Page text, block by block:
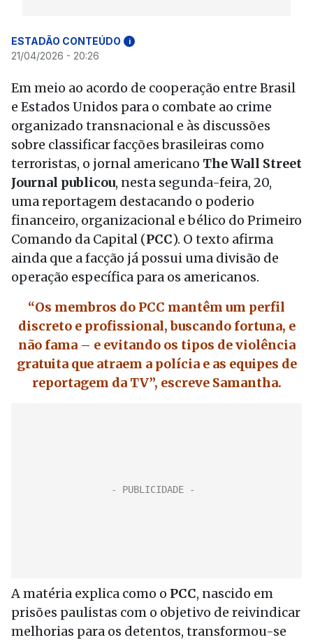
ESTADÃO CONTEÚDO i
21/04/2026 - 20:26
Em meio ao acordo de cooperação entre Brasil
e Estados Unidos para o combate ao crime
organizado transnacional e às discussões
sobre classificar facções brasileiras como
terroristas, o jornal americano The Wall Street
Journal publicou, nesta segunda-feira, 20,
uma reportagem destacando o poderio
financeiro, organizacional e bélico do Primeiro
Comando da Capital (PCC). O texto afirma
ainda que a facção já possui uma divisão de
operação específica para os americanos.
“Os membros do PCC mantêm um perfil
discreto e profissional, buscando fortuna, e
não fama – e evitando os tipos de violência
gratuita que atraem a polícia e as equipes de
reportagem da TV”, escreve Samantha.
A matéria explica como o PCC, nascido em
prisões paulistas com o objetivo de reivindicar
melhorias para os detentos, transformou-se